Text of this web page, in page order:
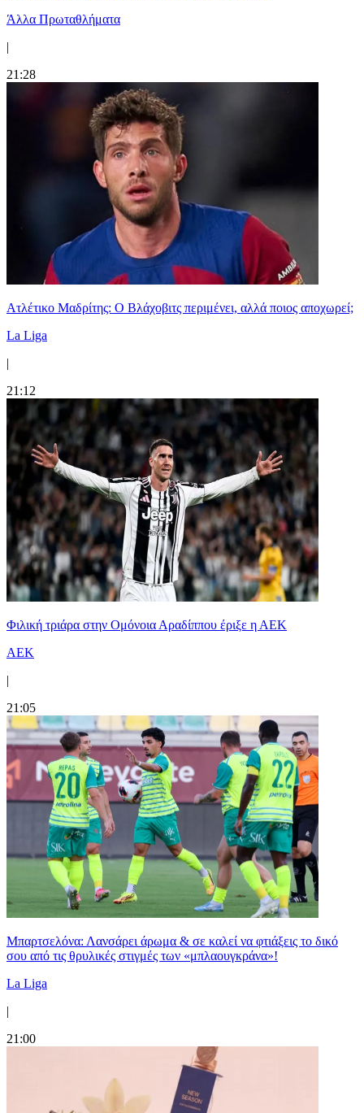
Άλλα Πρωταθλήματα
|
21:28
Ατλέτικο Μαδρίτης: Ο Βλάχοβιτς περιμένει, αλλά ποιος αποχωρεί;
La Liga
|
21:12
Φιλική τριάρα στην Ομόνοια Αραδίππου έριξε η ΑΕΚ
ΑΕΚ
|
21:05
Μπαρτσελόνα: Λανσάρει άρωμα & σε καλεί να φτιάξεις το δικό
σου από τις θρυλικές στιγμές των «μπλαουγκράνα»!
La Liga
|
21:00